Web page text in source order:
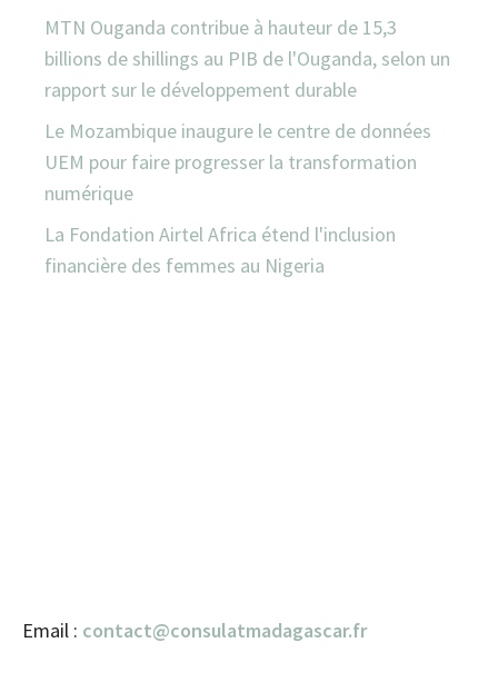
MTN Ouganda contribue à hauteur de 15,3
billions de shillings au PIB de l'Ouganda, selon un
rapport sur le développement durable
Le Mozambique inaugure le centre de données
UEM pour faire progresser la transformation
numérique
La Fondation Airtel Africa étend l'inclusion
financière des femmes au Nigeria
Email : contact@consulatmadagascar.fr